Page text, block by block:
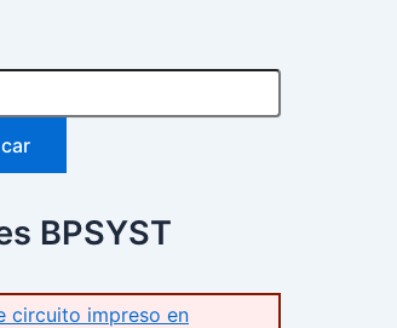
BPSYST